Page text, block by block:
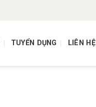
TUYỂN DỤNG LIÊN HỆ